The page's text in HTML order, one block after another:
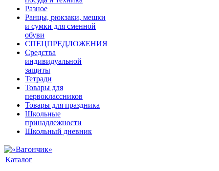
Разное
Ранцы, рюкзаки, мешки
и сумки для сменной
обуви
СПЕЦПРЕДЛОЖЕНИЯ
Средства
индивидуальной
защиты
Тетради
Товары для
первоклассников
Товары для праздника
Школьные
принадлежности
Школьный дневник
Каталог